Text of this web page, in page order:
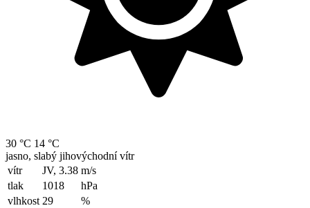
30 °C 14 °C
jasno, slabý jihovýchodní vítr
vítr
JV, 3.38 m/s
tlak
1018
hPa
vlhkost 29
%